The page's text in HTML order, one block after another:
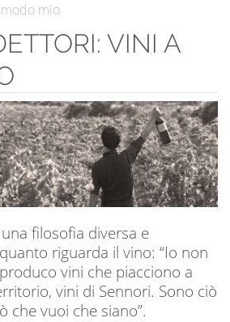
mio
VINI A
filosofia diversa e
riguarda il vino: “Io non
vini che piacciono a
vini di Sennori. Sono ciò
che vuoi che siano”.